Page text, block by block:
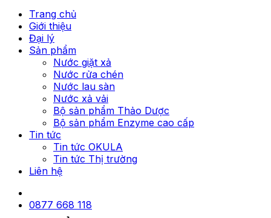
Trang chủ
Giới thiệu
Đại lý
Sản phẩm
Nước giặt xả
Nước rửa chén
Nước lau sàn
Nước xả vải
Bộ sản phẩm Thảo Dược
Bộ sản phẩm Enzyme cao cấp
Tin tức
Tin tức OKULA
Tin tức Thị trường
Liên hệ
0877 668 118